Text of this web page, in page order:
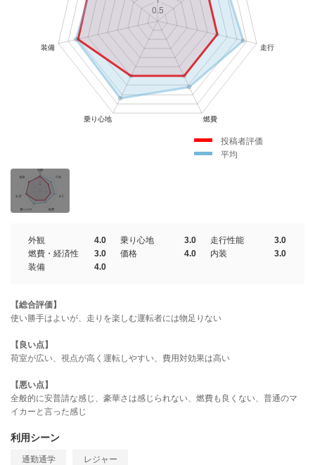
投稿者評価
平均
外観 4.0 乗り心地 3.0 走行性能
3.0
燃費・経済性
3.0 価格 4.0 内装
3.0
装備
4.0
【総合評価】
使い勝手はよいが、走りを楽しむ運転者には物足りない
【良い点】
荷室が広い、視点が高く運転しやすい、費用対効果は高い
【悪い点】
全般的に安普請な感じ、豪華さは感じられない、燃費も良くない、普通のマ
イカーと言った感じ
利用シーン
通勤通学 レジャー